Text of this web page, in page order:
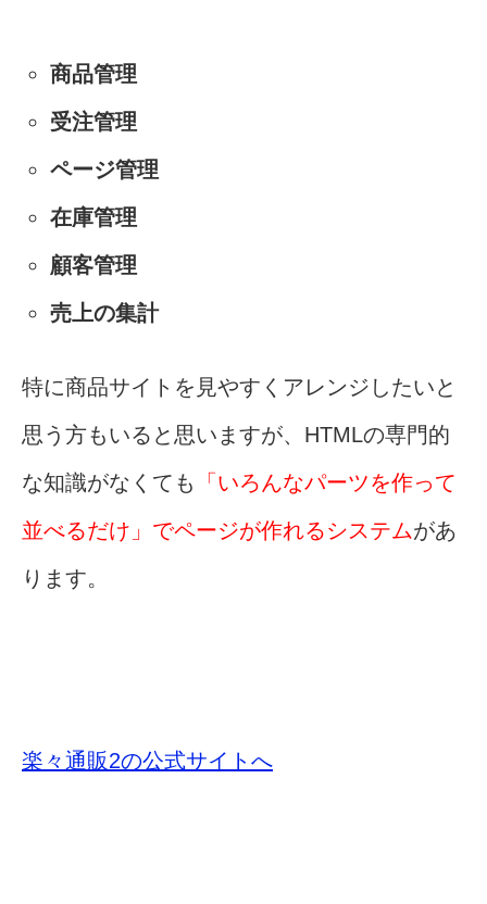
商品管理
受注管理
ページ管理
在庫管理
顧客管理
売上の集計
特に商品サイトを見やすくアレンジしたいと
思う方もいると思いますが、HTMLの専門的
な知識がなくても
「いろんなパーツを作って
並べるだけ」でページが作れるシステムがあ
ります。
楽々通販2の公式サイトへ